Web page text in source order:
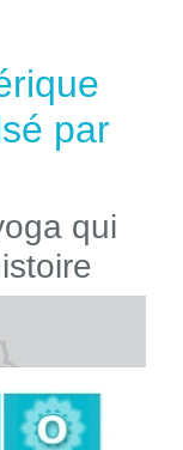
par
qui